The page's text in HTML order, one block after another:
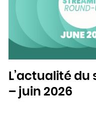
L’actualité
– juin 2026